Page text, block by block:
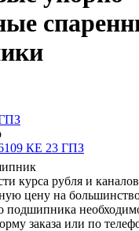
КЕ 23 ГПЗ
курса рубля и
цену на
подшипника
заказа или по